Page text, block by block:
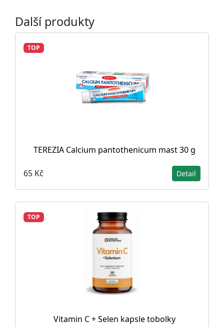
Další produkty
TOP
TEREZIA Calcium pantothenicum mast 30 g
65 Kč Detail
TOP
Vitamin C + Selen kapsle tobolky